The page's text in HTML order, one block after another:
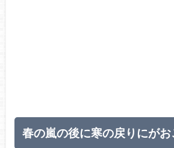
春の嵐の後に寒の戻りにがお